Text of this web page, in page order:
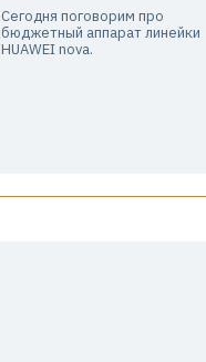
Сегодня поговорим про
бюджетный аппарат линейки
HUAWEI nova.